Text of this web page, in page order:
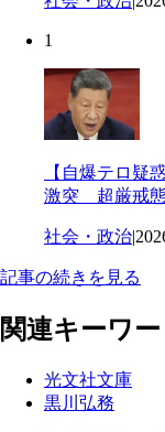
1
【自爆テロ疑
激突 超厳戒
社会・政治|
記事の続きを見る
関連キーワ
光文社文庫
黒川弘務